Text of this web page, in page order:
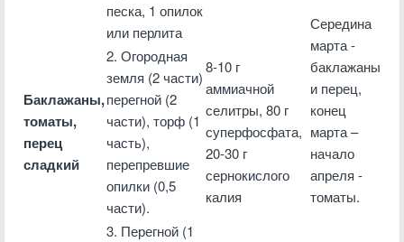
песка, 1 опилок
или перлита
Середина
марта -
баклажаны
и перец,
конец
марта –
начало
апреля -
томаты.
Баклажаны,
томаты,
перец
сладкий
2. Огородная
земля (2 части)
перегной (2
части), торф (1
часть),
перепревшие
опилки (0,5
части).
8-10 г
аммиачной
селитры, 80 г
суперфосфата,
20-30 г
сернокислого
калия
3. Перегной (1